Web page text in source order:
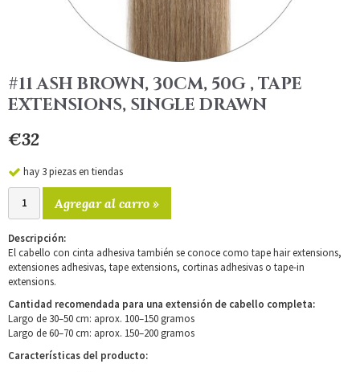
#11 ASH BROWN, 30CM, 50G , TAPE
EXTENSIONS, SINGLE DRAWN
€32
hay 3 piezas en tiendas
Agregar al carro »
Descripción:
El cabello con cinta adhesiva también se conoce como tape hair extensions,
extensiones adhesivas, tape extensions, cortinas adhesivas o tape-in
extensions.
Cantidad recomendada para una extensión de cabello completa:
Largo de 30–50 cm: aprox. 100–150 gramos
Largo de 60–70 cm: aprox. 150–200 gramos
Características del producto: